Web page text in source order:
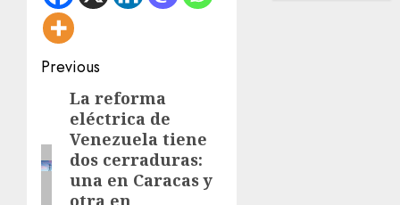
Post
navigation
Previous
Previous
post:
La reforma
eléctrica de
Venezuela tiene
dos cerraduras:
una en Caracas y
otra en